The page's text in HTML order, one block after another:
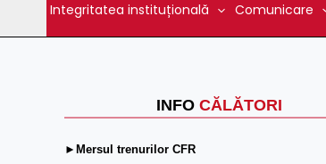
Integritatea instituțională Comunicare
INFO CĂLĂTORI
►Mersul trenurilor CFR